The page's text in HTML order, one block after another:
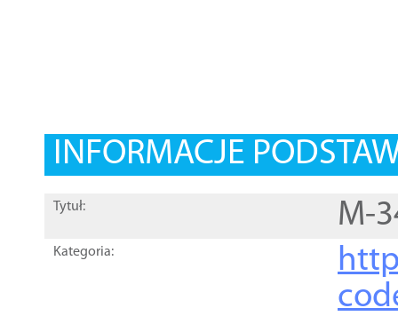
INFORMACJE
Tytuł: M-
Kategoria: